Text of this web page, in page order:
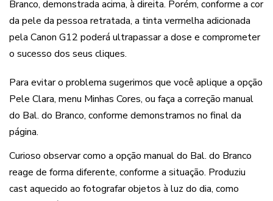
Branco, demonstrada acima, à direita. Porém, conforme a cor
da pele da pessoa retratada, a tinta vermelha adicionada
pela Canon G12 poderá ultrapassar a dose e comprometer
o sucesso dos seus cliques.
Para evitar o problema sugerimos que você aplique a opção
Pele Clara, menu Minhas Cores, ou faça a correção manual
do Bal. do Branco, conforme demonstramos no final da
página.
Curioso observar como a opção manual do Bal. do Branco
reage de forma diferente, conforme a situação. Produziu
cast aquecido ao fotografar objetos à luz do dia, como